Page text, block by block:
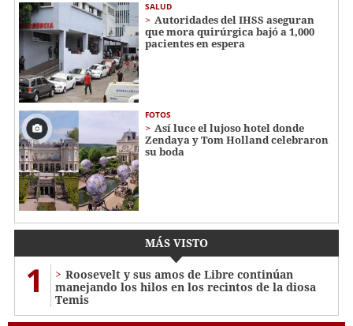
SALUD
Autoridades del IHSS aseguran
que mora quirúrgica bajó a 1,000
pacientes en espera
FOTOS
Así luce el lujoso hotel donde
Zendaya y Tom Holland celebraron
su boda
MÁS VISTO
1
Roosevelt y sus amos de Libre continúan
manejando los hilos en los recintos de la diosa
Temis